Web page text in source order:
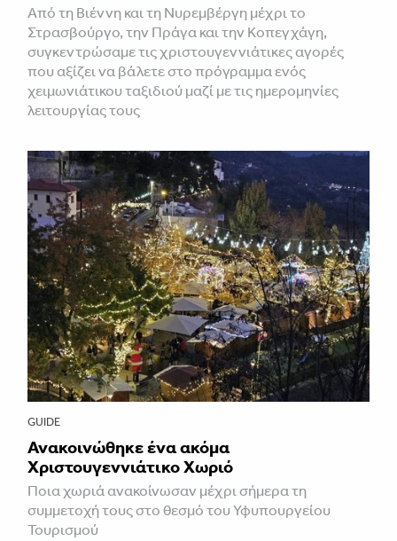
Από τη Βιέννη και τη Νυρεμβέργη μέχρι το
Στρασβούργο, την Πράγα και την Κοπεγχάγη,
συγκεντρώσαμε τις χριστουγεννιάτικες αγορές
που αξίζει να βάλετε στο πρόγραμμα ενός
χειμωνιάτικου ταξιδιού μαζί με τις ημερομηνίες
λειτουργίας τους
GUIDE
Ανακοινώθηκε ένα ακόμα
Χριστουγεννιάτικο Χωριό
Ποια χωριά ανακοίνωσαν μέχρι σήμερα τη
συμμετοχή τους στο θεσμό του Υφυπουργείου
Τουρισμού